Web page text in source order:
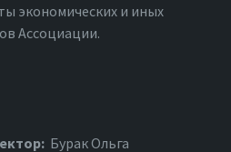
экономических и иных
Ассоциации.
Бурак Ольга